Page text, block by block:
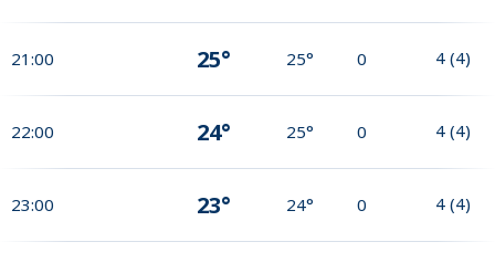
21:00 25° 25° 0 4 (4)
22:00 24° 25° 0 4 (4)
23:00 23° 24° 0 4 (4)